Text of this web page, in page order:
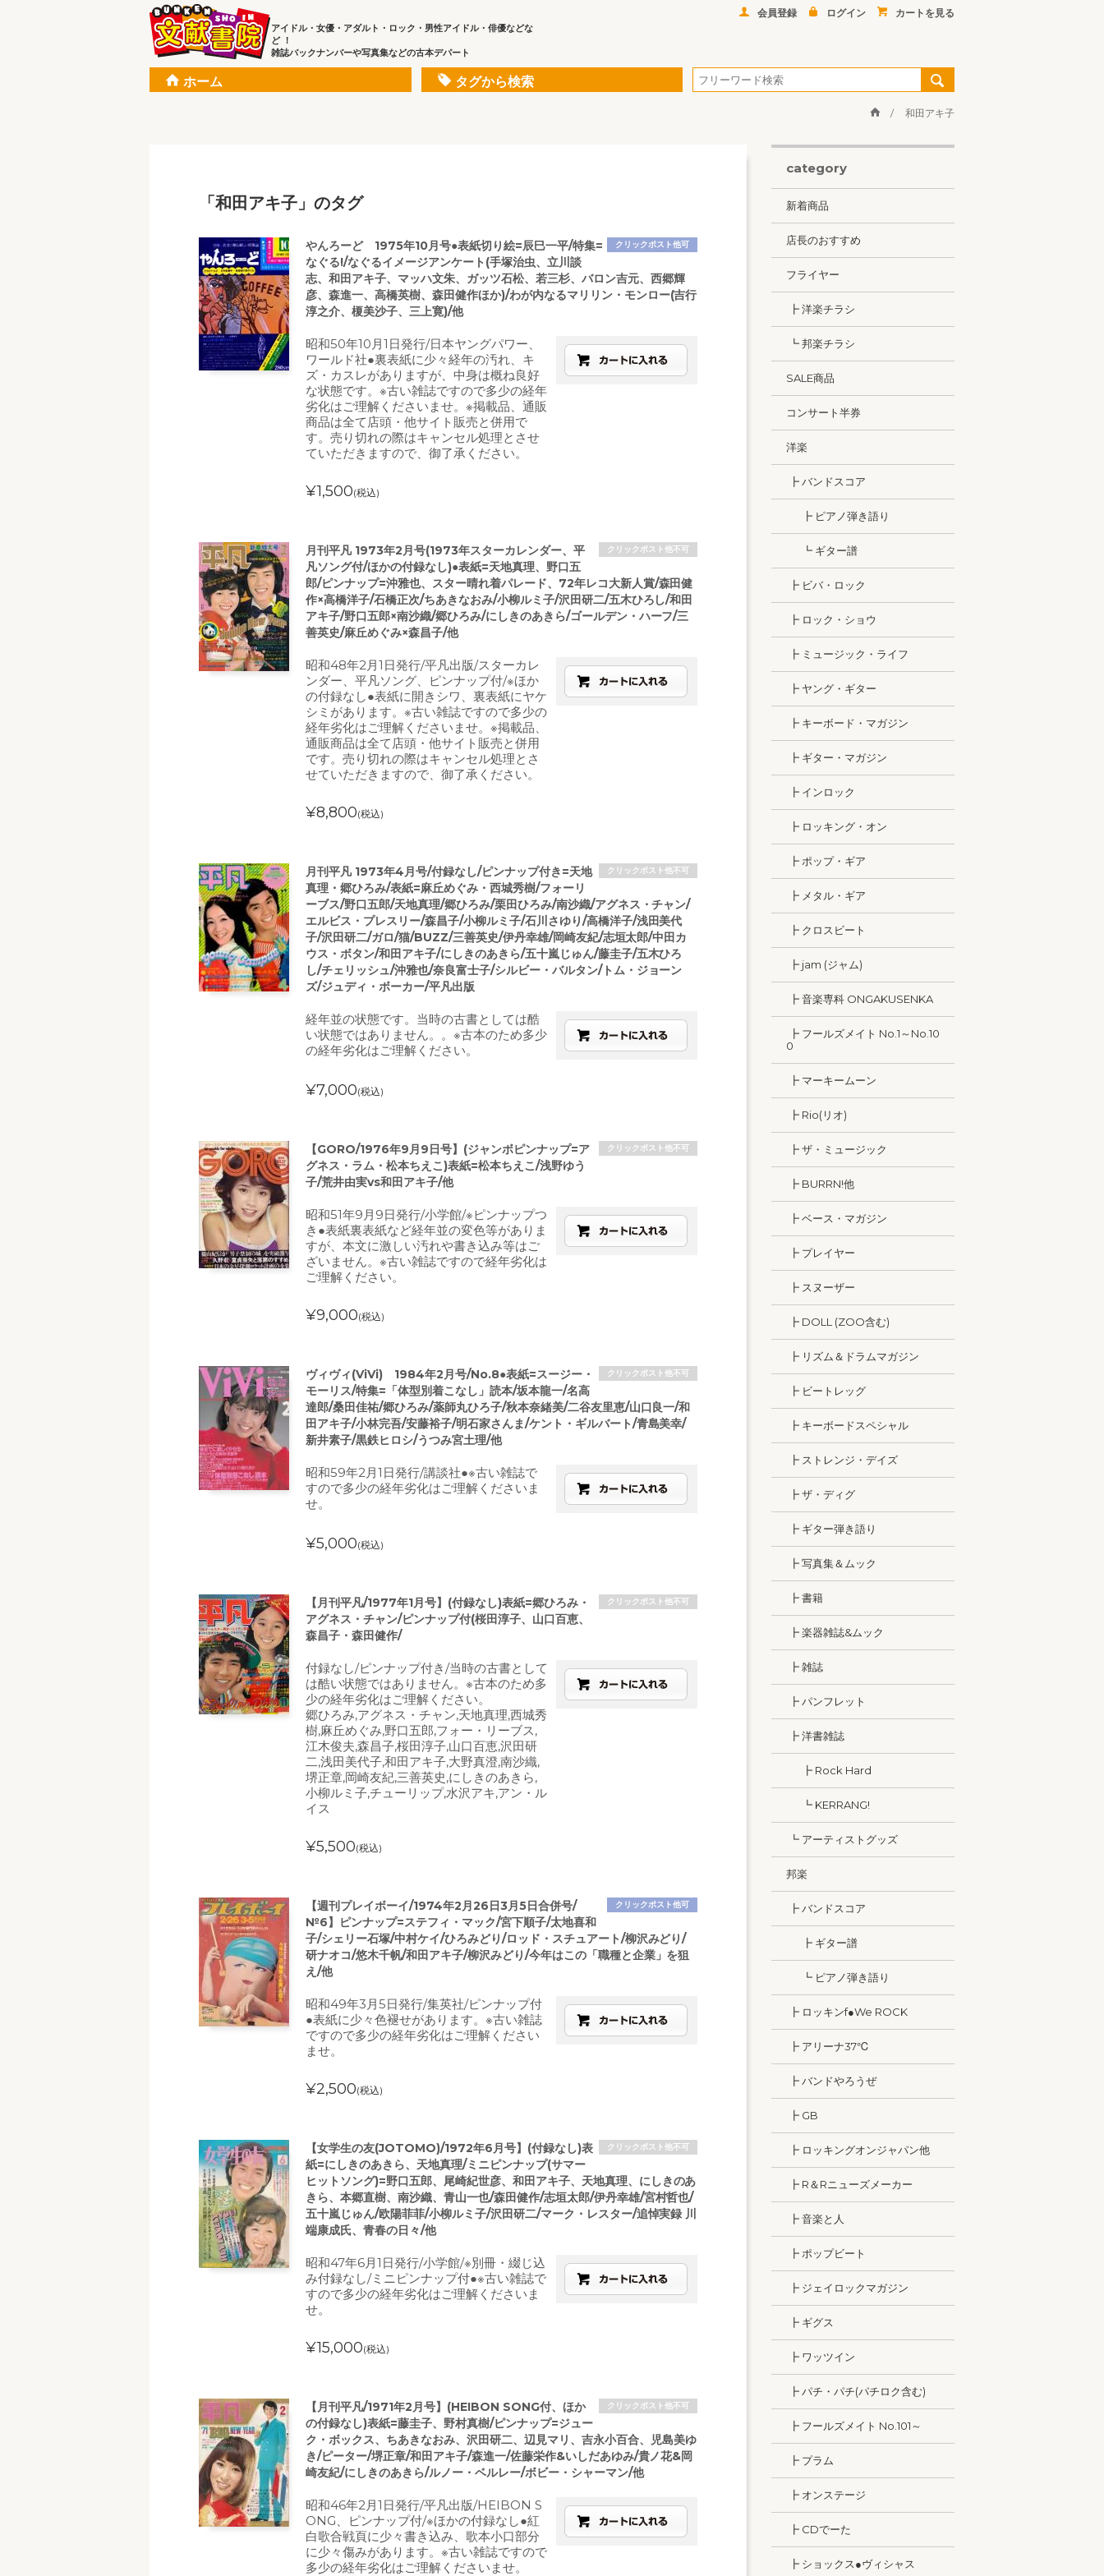
アイドル・女優・アダルト・ロック・男性アイドル・俳優などな
ど ！
雑誌バックナンバーや写真集などの古本デパート
会員登録 ログイン カートを見る
ホーム タグから検索
和田アキ子
「和田アキ子」のタグ
クリックポスト他可
やんろーど 1975年10月号●表紙切り絵=辰巳一平/特集=
なぐる!/なぐるイメージアンケート(手塚治虫、立川談
志、和田アキ子、マッハ文朱、ガッツ石松、若三杉、バロン吉元、西郷輝
彦、森進一、高橋英樹、森田健作ほか)/わが内なるマリリン・モンロー(吉行
淳之介、榎美沙子、三上寛)/他
昭和50年10月1日発行/日本ヤングパワー、
ワールド社●裏表紙に少々経年の汚れ、キ
ズ・カスレがありますが、中身は概ね良好
な状態です。※古い雑誌ですので多少の経年
劣化はご理解くださいませ。※掲載品、通販
商品は全て店頭・他サイト販売と併用で
す。売り切れの際はキャンセル処理とさせ
ていただきますので、御了承ください。
¥1,500(税込)
クリックポスト他不可
月刊平凡 1973年2月号(1973年スターカレンダー、平
凡ソング付/ほかの付録なし)●表紙=天地真理、野口五
郎/ピンナップ=沖雅也、スター晴れ着パレード、72年レコ大新人賞/森田健
作×高橋洋子/石橋正次/ちあきなおみ/小柳ルミ子/沢田研二/五木ひろし/和田
アキ子/野口五郎×南沙織/郷ひろみ/にしきのあきら/ゴールデン・ハーフ/三
善英史/麻丘めぐみ×森昌子/他
昭和48年2月1日発行/平凡出版/スターカレ
ンダー、平凡ソング、ピンナップ付/※ほか
の付録なし●表紙に開きシワ、裏表紙にヤケ
シミがあります。※古い雑誌ですので多少の
経年劣化はご理解くださいませ。※掲載品、
通販商品は全て店頭・他サイト販売と併用
です。売り切れの際はキャンセル処理とさ
せていただきますので、御了承ください。
¥8,800(税込)
クリックポスト他不可
月刊平凡 1973年4月号/付録なし/ピンナップ付き=天地
真理・郷ひろみ/表紙=麻丘めぐみ・西城秀樹/フォーリ
ーブス/野口五郎/天地真理/郷ひろみ/栗田ひろみ/南沙織/アグネス・チャン/
エルビス・プレスリー/森昌子/小柳ルミ子/石川さゆり/高橋洋子/浅田美代
子/沢田研二/ガロ/猫/BUZZ/三善英史/伊丹幸雄/岡崎友紀/志垣太郎/中田カ
ウス・ボタン/和田アキ子/にしきのあきら/五十嵐じゅん/藤圭子/五木ひろ
し/チェリッシュ/沖雅也/奈良富士子/シルビー・バルタン/トム・ジョーン
ズ/ジュディ・ボーカー/平凡出版
経年並の状態です。当時の古書としては酷
い状態ではありません。。※古本のため多少
の経年劣化はご理解ください。
¥7,000(税込)
クリックポスト他不可
【GORO/1976年9月9日号】(ジャンボピンナップ=ア
グネス・ラム・松本ちえこ)表紙=松本ちえこ/浅野ゆう
子/荒井由実vs和田アキ子/他
昭和51年9月9日発行/小学館/※ピンナップつ
き●表紙裏表紙など経年並の変色等がありま
すが、本文に激しい汚れや書き込み等はご
ざいません。※古い雑誌ですので経年劣化は
ご理解ください。
¥9,000(税込)
クリックポスト他不可
ヴィヴィ(ViVi) 1984年2月号/No.8●表紙=スージー・
モーリス/特集=「体型別着こなし」読本/坂本龍一/名高
達郎/桑田佳祐/郷ひろみ/薬師丸ひろ子/秋本奈緒美/二谷友里恵/山口良一/和
田アキ子/小林完吾/安藤裕子/明石家さんま/ケント・ギルバート/青島美幸/
新井素子/黒鉄ヒロシ/うつみ宮土理/他
昭和59年2月1日発行/講談社●※古い雑誌で
すので多少の経年劣化はご理解くださいま
せ。
¥5,000(税込)
クリックポスト他不可
【月刊平凡/1977年1月号】(付録なし)表紙=郷ひろみ・
アグネス・チャン/ピンナップ付(桜田淳子、山口百恵、
森昌子・森田健作/
付録なし/ピンナップ付き/当時の古書として
は酷い状態ではありません。※古本のため多
少の経年劣化はご理解ください。
郷ひろみ,アグネス・チャン,天地真理,西城秀
樹,麻丘めぐみ,野口五郎,フォー・リーブス,
江木俊夫,森昌子,桜田淳子,山口百恵,沢田研
二,浅田美代子,和田アキ子,大野真澄,南沙織,
堺正章,岡崎友紀,三善英史,にしきのあきら,
小柳ルミ子,チューリップ,水沢アキ,アン・ル
イス
¥5,500(税込)
クリックポスト他可
【週刊プレイボーイ/1974年2月26日3月5日合併号/
№6】ピンナップ=ステフィ・マック/宮下順子/太地喜和
子/シェリー石塚/中村ケイ/ひろみどり/ロッド・スチュアート/柳沢みどり/
研ナオコ/悠木千帆/和田アキ子/柳沢みどり/今年はこの「職種と企業」を狙
え/他
昭和49年3月5日発行/集英社/ピンナップ付
●表紙に少々色褪せがあります。※古い雑誌
ですので多少の経年劣化はご理解ください
ませ。
¥2,500(税込)
クリックポスト他不可
【女学生の友(JOTOMO)/1972年6月号】(付録なし)表
紙=にしきのあきら、天地真理/ミニピンナップ(サマー
ヒットソング)=野口五郎、尾崎紀世彦、和田アキ子、天地真理、にしきのあ
きら、本郷直樹、南沙織、青山一也/森田健作/志垣太郎/伊丹幸雄/宮村哲也/
五十嵐じゅん/欧陽菲菲/小柳ルミ子/沢田研二/マーク・レスター/追悼実録 川
端康成氏、青春の日々/他
昭和47年6月1日発行/小学館/※別冊・綴じ込
み付録なし/ミニピンナップ付●※古い雑誌で
すので多少の経年劣化はご理解くださいま
せ。
¥15,000(税込)
クリックポスト他不可
【月刊平凡/1971年2月号】(HEIBON SONG付、ほか
の付録なし)表紙=藤圭子、野村真樹/ピンナップ=ジュー
ク・ボックス、ちあきなおみ、沢田研二、辺見マリ、吉永小百合、児島美ゆ
き/ピーター/堺正章/和田アキ子/森進一/佐藤栄作&いしだあゆみ/貴ノ花&岡
崎友紀/にしきのあきら/ルノー・ベルレー/ボビー・シャーマン/他
昭和46年2月1日発行/平凡出版/HEIBON S
ONG、ピンナップ付/※ほかの付録なし●紅
白歌合戦頁に少々書き込み、歌本小口部分
に少々傷みがあります。※古い雑誌ですので
多少の経年劣化はご理解くださいませ。
category
新着商品
店長のおすすめ
フライヤー
┣ 洋楽チラシ
┗ 邦楽チラシ
SALE商品
コンサート半券
洋楽
┣ バンドスコア
┣ ピアノ弾き語り
┗ ギター譜
┣ ビバ・ロック
┣ ロック・ショウ
┣ ミュージック・ライフ
┣ ヤング・ギター
┣ キーボード・マガジン
┣ ギター・マガジン
┣ インロック
┣ ロッキング・オン
┣ ポップ・ギア
┣ メタル・ギア
┣ クロスビート
┣ jam (ジャム)
┣ 音楽専科 ONGAKUSENKA
┣ フールズメイト No.1～No.10
0
┣ マーキームーン
┣ Rio(リオ)
┣ ザ・ミュージック
┣ BURRN!他
┣ ベース・マガジン
┣ プレイヤー
┣ スヌーザー
┣ DOLL (ZOO含む)
┣ リズム＆ドラムマガジン
┣ ビートレッグ
┣ キーボードスペシャル
┣ ストレンジ・デイズ
┣ ザ・ディグ
┣ ギター弾き語り
┣ 写真集＆ムック
┣ 書籍
┣ 楽器雑誌&ムック
┣ 雑誌
┣ パンフレット
┣ 洋書雑誌
┣ Rock Hard
┗ KERRANG!
┗ アーティストグッズ
邦楽
┣ バンドスコア
┣ ギター譜
┗ ピアノ弾き語り
┣ ロッキンf●We ROCK
┣ アリーナ37℃
┣ バンドやろうぜ
┣ GB
┣ ロッキングオンジャパン他
┣ R＆Rニューズメーカー
┣ 音楽と人
┣ ポップビート
┣ ジェイロックマガジン
┣ ギグス
┣ ワッツイン
┣ パチ・パチ(パチロク含む)
┣ フールズメイト No.101～
┣ プラム
┣ オンステージ
┣ CDでーた
┣ ショックス●ヴィシャス